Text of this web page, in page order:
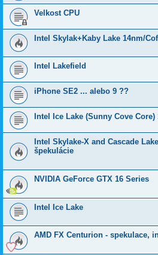
Velkost CPU
Intel Skylak+Kaby Lake 14nm/
Intel Lakefield
iPhone SE2 ... alebo 9 ??
Intel Ice Lake (Sunny Cove
Intel Skylake-X and Cascade
špekulácie
NVIDIA GeForce GTX 16 Series
Intel Ice Lake
AMD FX Centurion - spekulace,